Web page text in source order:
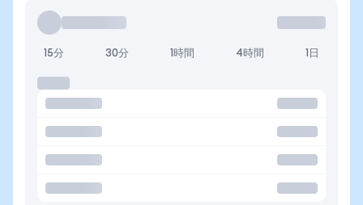
15分 30分 1時間 4時間 1日